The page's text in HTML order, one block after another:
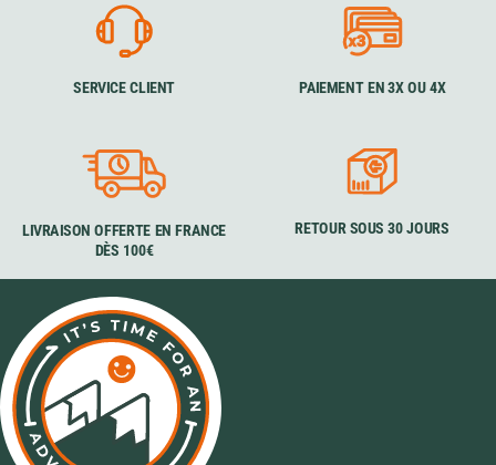
SERVICE CLIENT PAIEMENT EN 3X OU 4X
LIVRAISON OFFERTE EN FRANCE
DÈS 100€
RETOUR SOUS 30 JOURS